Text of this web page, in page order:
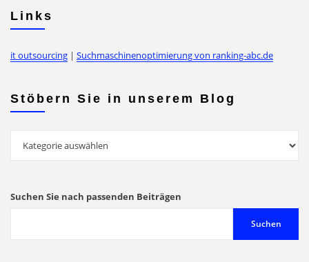
Links
it outsourcing | Suchmaschinenoptimierung von ranking-abc.de
Stöbern Sie in unserem Blog
Blog
Suchen Sie nach passenden Beiträgen
Suchen